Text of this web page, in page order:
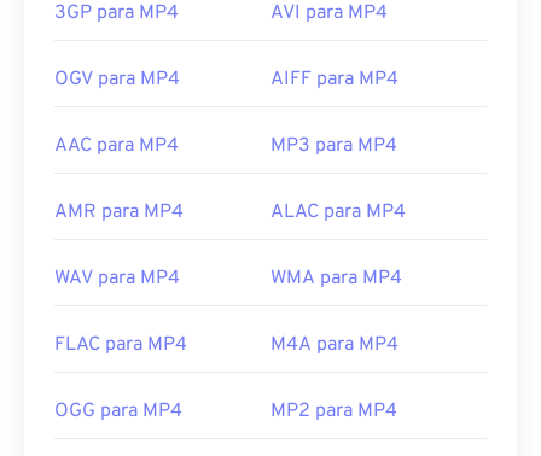
3GP para MP4 AVI para MP4
OGV para MP4 AIFF para MP4
AAC para MP4 MP3 para MP4
AMR para MP4 ALAC para MP4
WAV para MP4 WMA para MP4
FLAC para MP4 M4A para MP4
OGG para MP4 MP2 para MP4